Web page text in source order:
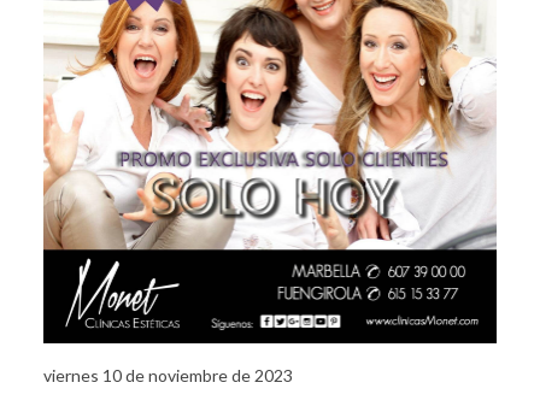
viernes 10 de noviembre de 2023